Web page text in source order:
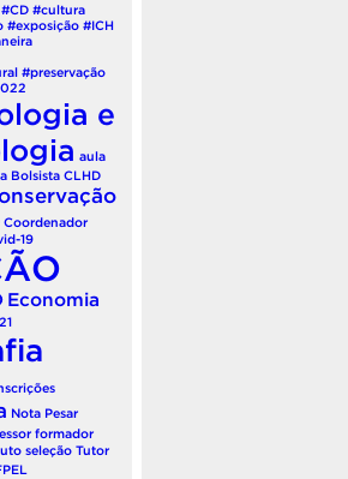
#CD #cultura
#exposição #ICH
#preservação
e
aula
Bolsista CLHD
Coordenador
19
Economia
Nota Pesar
formador
seleção Tutor